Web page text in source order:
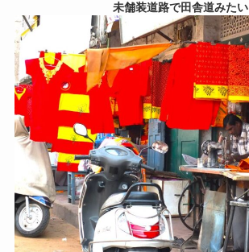
未舗装道路で田舎道みたい